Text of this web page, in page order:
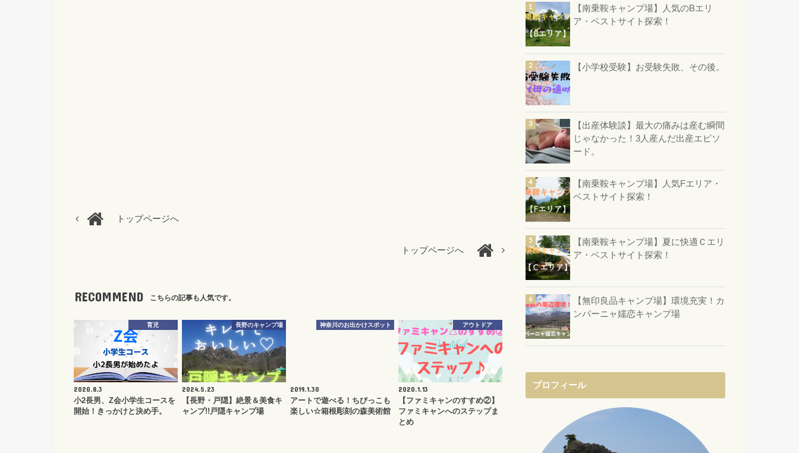
トップページへ
トップページへ
RECOMMEND こちらの記事も人気です。
育児
2020.8.3
小2長男、Z会小学生コースを
開始！きっかけと決め手。
長野のキャンプ場
2024.5.23
【長野・戸隠】絶景＆美食キ
ャンプ!!戸隠キャンプ場
神奈川のお出かけスポット
2019.1.30
アートで遊べる！ちびっこも
楽しい☆箱根彫刻の森美術館
アウトドア
2020.1.13
【ファミキャンのすすめ②】
ファミキャンへのステップま
とめ
【南乗鞍キャンプ場】人気のBエリ
ア・ベストサイト探索！
【小学校受験】お受験失敗、その後。
【出産体験談】最大の痛みは産む瞬間
じゃなかった！3人産んだ出産エピソ
ード。
【南乗鞍キャンプ場】人気Fエリア・
ベストサイト探索！
【南乗鞍キャンプ場】夏に快適Ｃエリ
ア・ベストサイト探索！
【無印良品キャンプ場】環境充実！カ
ンパーニャ嬬恋キャンプ場
プロフィール